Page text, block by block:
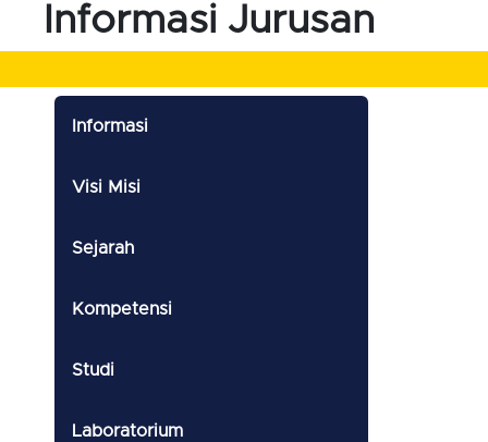
Informasi Jurusan
Informasi
Visi Misi
Sejarah
Kompetensi
Studi
Laboratorium